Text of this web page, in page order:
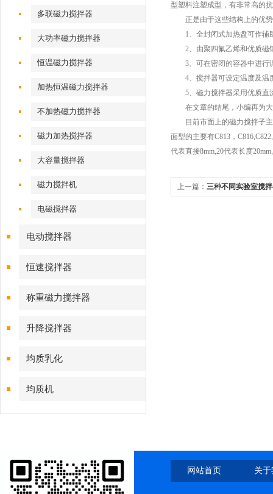
多联磁力搅拌器
大功率磁力搅拌器
恒温磁力搅拌器
加热恒温磁力搅拌器
不加热磁力搅拌器
磁力加热搅拌器
大容量搅拌器
磁力搅拌机
电磁搅拌器
电动搅拌器
恒速搅拌器
称重磁力搅拌器
升降搅拌器
均质乳化
均质机
型塑料注塑成型，有非常高的
正是由于这些结构上的优势
1、全封闭式加热盘可作辅
2、由聚四氟乙烯和优质磁
3、可在密闭的容器中进行
4、搅拌器可设定温度及温
5、磁力搅拌器采用优质直
在文章的结尾，小编再为大
目前市面上的磁力搅拌子主
面型的主要有C813，
代表直接8mm,20代表长度20mm
上一篇： 三种不同实验室搅
网站首页 关